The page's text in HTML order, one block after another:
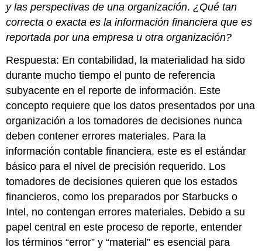
y las perspectivas de una organización.¿Qué tan
correcta o exacta es la información financiera que es
reportada por una empresa u otra organización?
Respuesta: En contabilidad, la materialidad ha sido
durante mucho tiempo el punto de referencia
subyacente en el reporte de información. Este
concepto requiere que los datos presentados por una
organización a los tomadores de decisiones nunca
deben contener errores materiales. Para la
información contable financiera, este es el estándar
básico para el nivel de precisión requerido. Los
tomadores de decisiones quieren que los estados
financieros, como los preparados por Starbucks o
Intel, no contengan errores materiales. Debido a su
papel central en este proceso de reporte, entender
los términos “error” y “material” es esencial para